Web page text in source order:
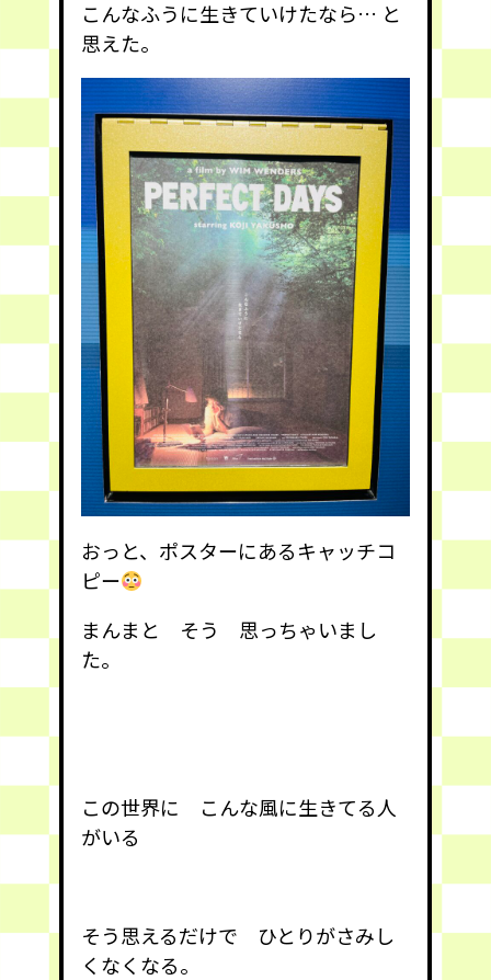
こんなふうに生きていけたなら… と
思えた。
おっと、ポスターにあるキャッチコ
ピー
まんまと そう 思っちゃいまし
た。
この世界に こんな風に生きてる人
がいる
そう思えるだけで ひとりがさみし
くなくなる。